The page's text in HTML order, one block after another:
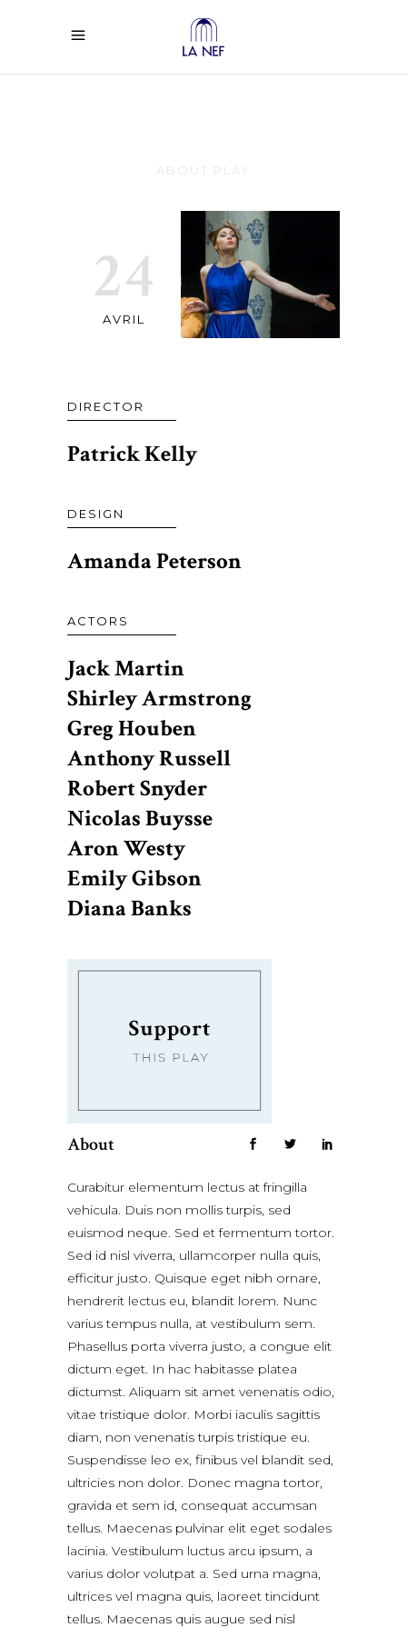
24
AVRIL
DIRECTOR
Patrick Kelly
DESIGN
Amanda Peterson
ACTORS
Jack Martin
Shirley Armstrong
Greg Houben
Anthony Russell
Robert Snyder
Nicolas Buysse
Aron Westy
Emily Gibson
Diana Banks
About
Curabitur elementum lectus at fringilla
vehicula. Duis non mollis turpis, sed
euismod neque. Sed et fermentum tortor.
Sed id nisl viverra, ullamcorper nulla quis,
efficitur justo. Quisque eget nibh ornare,
hendrerit lectus eu, blandit lorem. Nunc
varius tempus nulla, at vestibulum sem.
Phasellus porta viverra justo, a congue elit
dictum eget. In hac habitasse platea
dictumst. Aliquam sit amet venenatis odio,
vitae tristique dolor. Morbi iaculis sagittis
diam, non venenatis turpis tristique eu.
Suspendisse leo ex, finibus vel blandit sed,
ultricies non dolor. Donec magna tortor,
gravida et sem id, consequat accumsan
tellus. Maecenas pulvinar elit eget sodales
lacinia. Vestibulum luctus arcu ipsum, a
varius dolor volutpat a. Sed urna magna,
ultrices vel magna quis, laoreet tincidunt
tellus. Maecenas quis augue sed nisl